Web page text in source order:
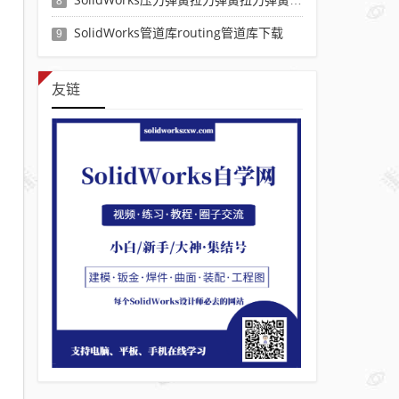
9 SolidWorks管道库routing管道库下载
友链